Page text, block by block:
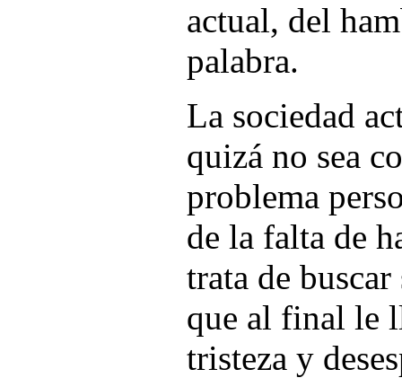
actual, del
palabra.
La sociedad
quizá no sea
problema
de la falta de
trata de
que al final le
tristeza y